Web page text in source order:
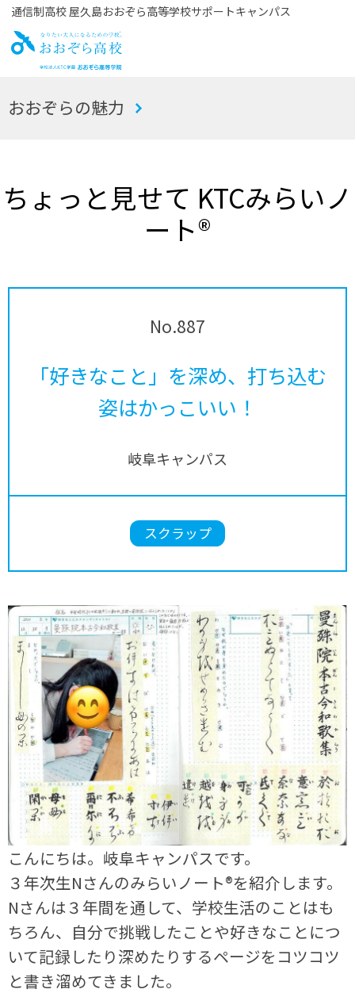
通信制高校 屋久島おおぞら高等学校サポートキャンパス
お
おおぞらの魅力
ちょっと見せて KTCみらいノ
ート®
No.887
「好きなこと」を深め、打ち込む
姿はかっこいい！
岐阜キャンパス
スクラップ
こんにちは。岐阜キャンパスです。
３年次生Nさんのみらいノート®を紹介します。
Nさんは３年間を通して、学校生活のことはも
ちろん、自分で挑戦したことや好きなことにつ
いて記録したり深めたりするページをコツコツ
と書き溜めてきました。